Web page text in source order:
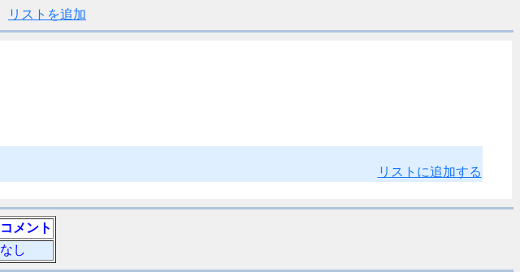
リストを追加
リストに追加する
コメント
なし